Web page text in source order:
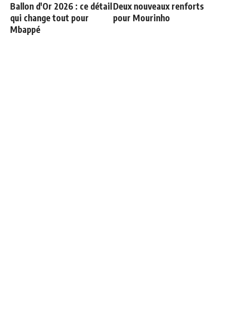
Ballon d'Or 2026 : ce détail
qui change tout pour
Mbappé
Deux nouveaux renforts
pour Mourinho